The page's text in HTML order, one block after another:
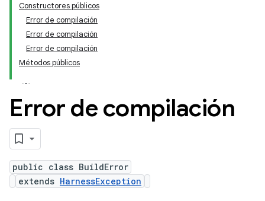
Constructores públicos
Error de compilación
Error de compilación
Error de compilación
Métodos públicos
Error de compilación
public class BuildError
extends HarnessException